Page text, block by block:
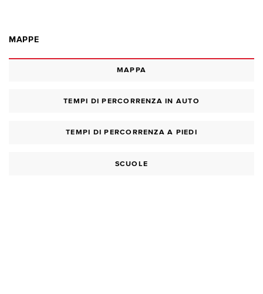
MAPPE
MAPPA
TEMPI DI PERCORRENZA IN AUTO
TEMPI DI PERCORRENZA A PIEDI
SCUOLE